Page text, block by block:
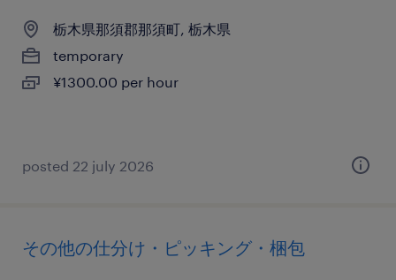
栃木県那須郡那須町, 栃木県
temporary
¥1300.00 per hour
posted 22 july 2026
その他の仕分け・ピッキング・梱包